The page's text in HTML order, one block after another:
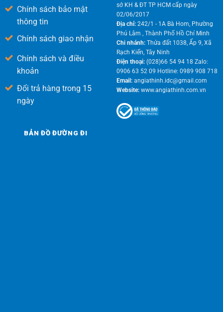
Chính sách bảo mật
thông tin
Chính sách giao nhận
Chính sách và điều
khoản
Đổi trả hàng trong 15
ngày
sở KH & ĐT TP HCM cấp ngày
02/06/2017
Địa chỉ:242/1 - 1A Bà Hom, Phường
Phú Lâm , Thành Phố Hồ Chí Minh
Chi nhánh: Thửa đất 1038, Ấp 9, Xã
Rạch Kiến, Tây Ninh
Điện thoại:(028)66 54 94 18 Zalo:
0906 63 52 09 Hotline: 0989 908 718
Email:angiathinh.idc@gmail.com
Website:www.angiathinh.com.vn
BẢN ĐỒ ĐƯỜNG ĐI